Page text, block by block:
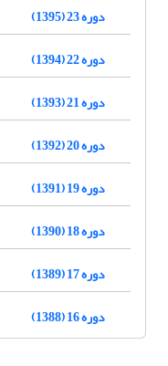
دوره 23 (1395)
دوره 22 (1394)
دوره 21 (1393)
دوره 20 (1392)
دوره 19 (1391)
دوره 18 (1390)
دوره 17 (1389)
دوره 16 (1388)